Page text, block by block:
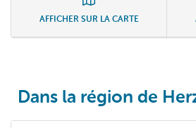
AFFICHER SUR LA CARTE
Dans la région de